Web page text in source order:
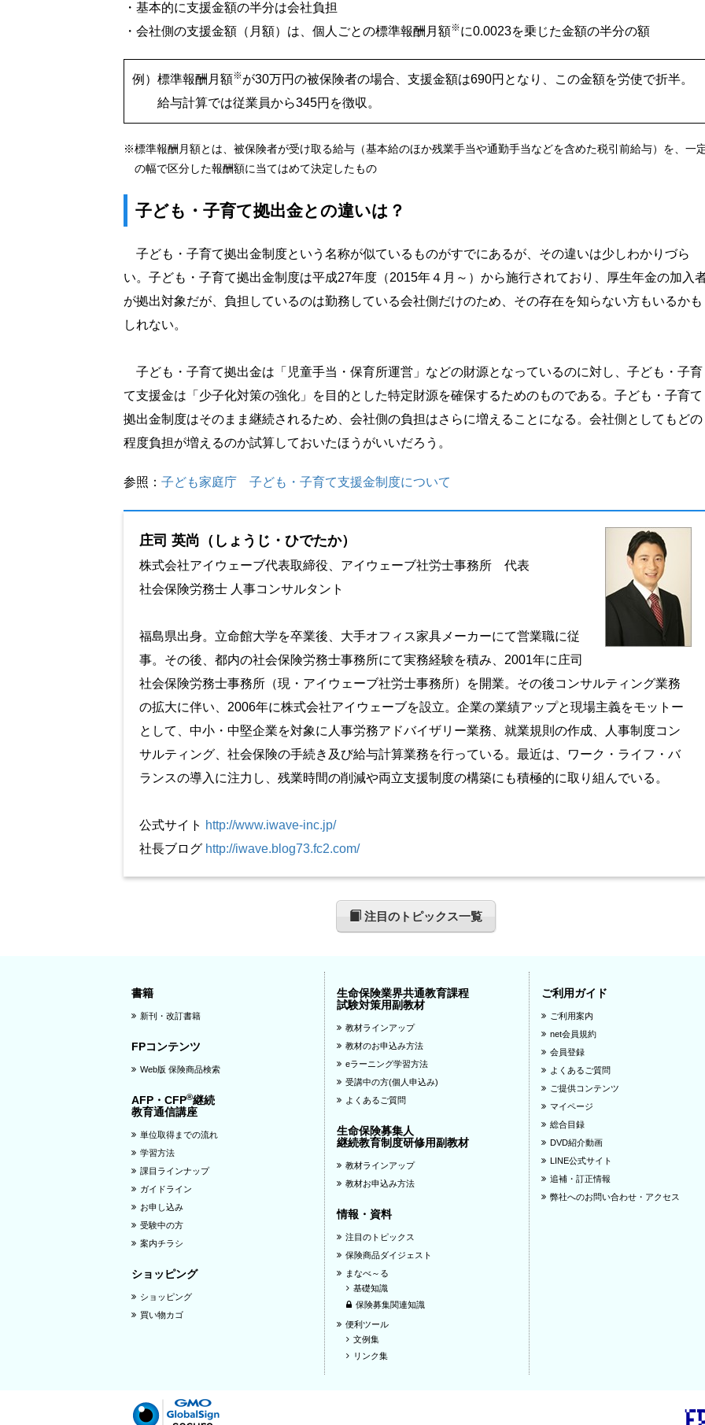
・ 基本的に支援金額の半分は会社負担
・ 会社側の支援金額（月額）は、個人ごとの標準報酬月額※に0.0023を乗じた金額の半分の額
例） 標準報酬月額※が30万円の被保険者の場合、支援金額は690円となり、この金額を労使で折半。
給与計算では従業員から345円を徴収。
※標準報酬月額とは、被保険者が受け取る給与（基本給のほか残業手当や通勤手当などを含めた税引前給与）を、一
の幅で区分した報酬額に当てはめて決定したもの
子ども・子育て拠出金との違いは？
子ども・子育て拠出金制度という名称が似ているものがすでにあるが、その違いは少しわかりづら
い。子ども・子育て拠出金制度は平成27年度（2015年４月～）から施行されており、厚生年金の加入
が拠出対象だが、負担しているのは勤務している会社側だけのため、その存在を知らない方もいるかも
しれない。
子ども・子育て拠出金は「児童手当・保育所運営」などの財源となっているのに対し、子ども・子育
て支援金は「少子化対策の強化」を目的とした特定財源を確保するためのものである。子ども・子育て
拠出金制度はそのまま継続されるため、会社側の負担はさらに増えることになる。会社側としてもどの
程度負担が増えるのか試算しておいたほうがいいだろう。
参照： 子ども家庭庁 子ども・子育て支援金制度について
庄司 英尚（しょうじ・ひでたか）
株式会社アイウェーブ代表取締役、アイウェーブ社労士事務所 代表
社会保険労務士 人事コンサルタント
福島県出身。立命館大学を卒業後、大手オフィス家具メーカーにて営業職に従
事。その後、都内の社会保険労務士事務所にて実務経験を積み、2001年に庄司
社会保険労務士事務所（現・アイウェーブ社労士事務所）を開業。その後コンサルティング業務
の拡大に伴い、2006年に株式会社アイウェーブを設立。企業の業績アップと現場主義をモットー
として、中小・中堅企業を対象に人事労務アドバイザリー業務、就業規則の作成、人事制度コン
サルティング、社会保険の手続き及び給与計算業務を行っている。最近は、ワーク・ライフ・バ
ランスの導入に注力し、残業時間の削減や両立支援制度の構築にも積極的に取り組んでいる。
公式サイト http://www.iwave-inc.jp/
社長ブログ http://iwave.blog73.fc2.com/
注目のトピックス一覧
書籍
新刊・改訂書籍
FPコンテンツ
Web版 保険商品検索
AFP・CFP®継続
教育通信講座
単位取得までの流れ
学習方法
課目ラインナップ
ガイドライン
お申し込み
受験中の方
案内チラシ
ショッピング
ショッピング
買い物カゴ
生命保険業界共通教育課程
試験対策用副教材
教材ラインアップ
教材のお申込み方法
eラーニング学習方法
受講中の方(個人申込み)
よくあるご質問
生命保険募集人
継続教育制度研修用副教材
教材ラインアップ
教材お申込み方法
情報・資料
注目のトピックス
保険商品ダイジェスト
まなべ～る
基礎知識
保険募集関連知識
便利ツール
文例集
リンク集
ご利用ガイド
ご利用案内
net会員規約
会員登録
よくあるご質問
ご提供コンテンツ
マイページ
総合目録
DVD紹介動画
LINE公式サイト
追補・訂正情報
弊社へのお問い合わせ・アクセス